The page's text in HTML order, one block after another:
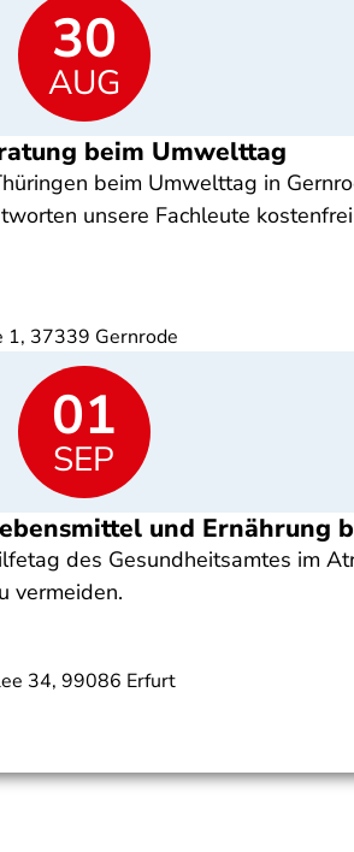
30
AUG
beim Umwelttag
beim Umwelttag in
unsere Fachleute
1, 37339 Gernrode
01
SEP
und Ernährung
des Gesundheitsamtes im
vermeiden.
34, 99086 Erfurt